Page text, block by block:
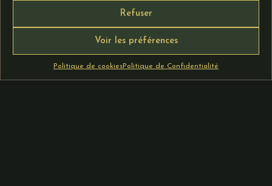
Refuser
Voir les préférences
Politique de cookiesPolitique de Confidentialité